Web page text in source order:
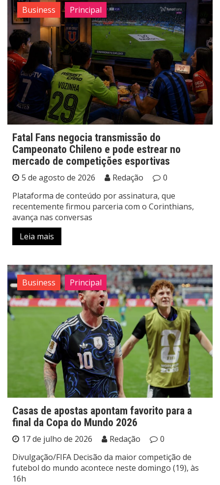
Business Principal
Fatal Fans negocia transmissão do
Campeonato Chileno e pode estrear no
mercado de competições esportivas
5 de agosto de 2026 Redação
0
Plataforma de conteúdo por assinatura, que
recentemente firmou parceria com o Corinthians,
avança nas conversas
Leia mais
Business Principal
Casas de apostas apontam favorito para a
final da Copa do Mundo 2026
17 de julho de 2026 Redação
0
Divulgação/FIFA Decisão da maior competição de
futebol do mundo acontece neste domingo (19), às
16h